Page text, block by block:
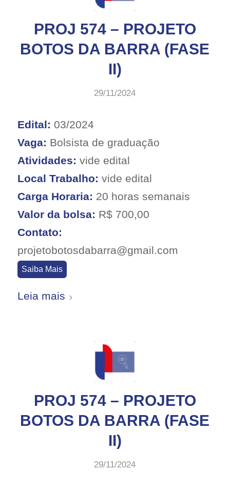
PROJ 574 – PROJETO
BOTOS DA BARRA (FASE
II)
29/11/2024
Edital: 03/2024
Vaga: Bolsista de graduação
Atividades: vide edital
Local Trabalho: vide edital
Carga Horaria: 20 horas semanais
Valor da bolsa: R$ 700,00
Contato:
projetobotosdabarra@gmail.com
Saiba Mais
Leia mais
PROJ 574 – PROJETO
BOTOS DA BARRA (FASE
II)
29/11/2024